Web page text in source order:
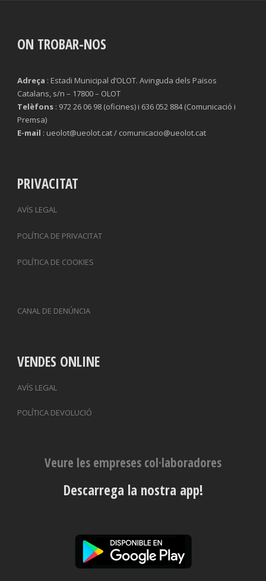
ON TROBAR-NOS
Adreça : Estadi Municipal d’OLOT. Avinguda dels Països
Catalans, s/n – 17800 – OLOT
Telèfons : 972 26 06 98 (oficines) i 636 052 884 (Comunicació i
Premsa)
E-mail : ueolot@ueolot.cat / comunicacio@ueolot.cat
PRIVACITAT
AVÍS LEGAL
POLÍTICA DE PRIVACITAT
POLÍTICA DE COOKIES
CANAL DE DENÚNCIA
VENDES ONLINE
AVÍS LEGAL
POLÍTICA DEVOLUCIÓ
Veure les empreses col·laboradores
Descarrega la nostra app!